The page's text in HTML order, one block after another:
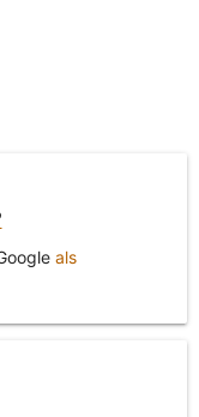
als